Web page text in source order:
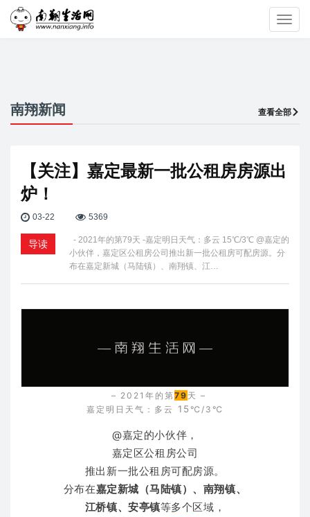
南翔新闻 查看全部
【关注】嘉定最新一批公租房房源出
炉！
03-22 5369
导读
- 2021年的第79天 -嘉定明日天气：多云 15℃/3℃ @嘉定的
小伙伴，嘉定区公租房公司推出新一批公租房可配房源。分
布在嘉定新城（马陆镇）、南翔镇、江…
– 2021年的第79 天 –
嘉定明日天气： 多云 15 ℃/3℃
@嘉定的小伙伴，
嘉定区公租房公司
推出新一批公租房可配房源。
分布在嘉定新城（马陆镇）、 南翔镇、
江桥镇、安亭镇等多个区域，